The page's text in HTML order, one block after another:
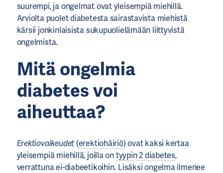
suurempi, ja ongelmat ovat yleisempiä miehillä.
Arviolta puolet diabetesta sairastavista miehistä
kärsii jonkinlaisista sukupuolielämään liittyvistä
ongelmista.
Mitä ongelmia
diabetes voi
aiheuttaa?
Erektiovaikeudet(erektiohäiriö) ovat kaksi kertaa
yleisempiä miehillä, joilla ontyypin 2 diabetes,
verrattuna ei-diabeetikoihin. Lisäksi ongelma ilmenee